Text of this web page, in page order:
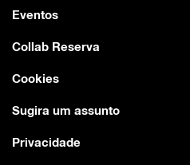
Eventos
Collab Reserva
Cookies
Sugira um assunto
Privacidade